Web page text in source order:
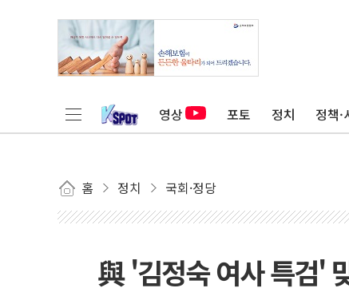
영상 포토 정치 정책·
홈 정치 국회·정당
與 '김정숙 여사 특검'